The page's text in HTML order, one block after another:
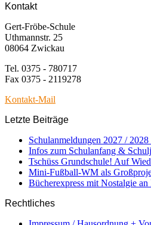
Kontakt
Gert-Fröbe-Schule
Uthmannstr. 25
08064 Zwickau
Tel. 0375 - 780717
Fax 0375 - 2119278
Kontakt-Mail
Letzte Beiträge
Schulanmeldungen 2027 /
Infos zum Schulanfang &
Tschüss Grundschule! Auf
Mini-Fußball-WM als
Bücherexpress mit Nostalgie an
Rechtliches